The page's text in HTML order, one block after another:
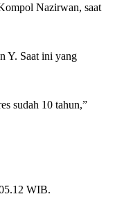
Nazirwan, saat
Y. Saat ini yang
sudah 10 tahun,”
WIB.